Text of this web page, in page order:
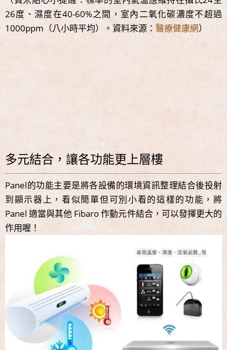
26度、濕度在40-60%之間，室內二氧化碳濃度不超過
1000ppm（八小時平均）。資料來源： 醫療健康網）
多元結合，讓各功能更上層樓
Panel的功能主要是將各設備的環境資訊整理結合後投射
到顯示器上，看似簡單但可別小看的這樣的功能，將
Panel 適當與其他 Fibaro 作動元件結合，可以發揮更大的
作用喔！